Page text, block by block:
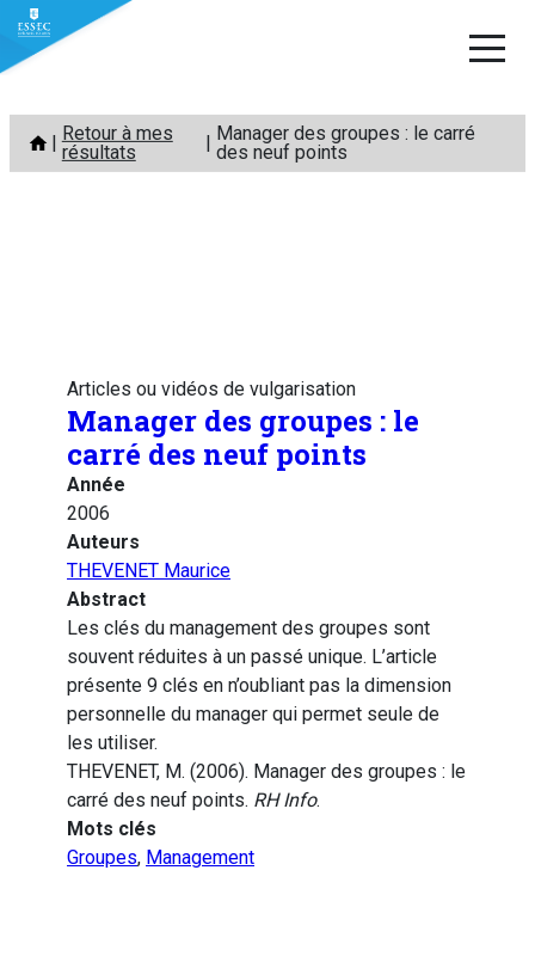
Aller
contenu
Retour à mes
résultats
Manager des groupes : le carré
des neuf points
Articles ou vidéos de vulgarisation
Manager des groupes : le
carré des neuf points
Année
2006
Auteurs
THEVENET Maurice
Abstract
Les clés du management des groupes sont
souvent réduites à un passé unique. L’article
présente 9 clés en n’oubliant pas la dimension
personnelle du manager qui permet seule de
les utiliser.
THEVENET, M. (2006). Manager des groupes : le
carré des neuf points. RH Info.
Mots clés
Groupes, Management